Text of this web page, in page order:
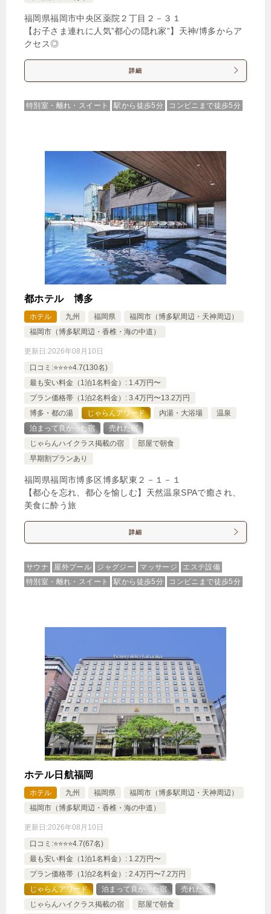
5,937円
じゃらんで確認する
ダブル 🍴食事なし IN14:00- OUT-11:00
禁煙ルーム
【多機能マッサージソファ付】ヒーリングダブルル
ーム2名利用
1泊大人1名合計（税込）
【選べるお部屋と価格】
7,250円【多機能マッサージソファ付】ヒーリ
ングダブルルーム2名利用
13,500円
レッシュツインルーム2名利用
10,500円【人気のバス・トイレ独立型】ハリ
ウッドツインルーム2名利用
7,000円【全室マッサージクッション付】フォ
ルツァダブルルーム2名利用
11,500円【全室禁煙/角部屋】ベッド幅140cm
フォルツァルーム2名利用
7,500円【贅沢なクイーンベッドの部屋】スー
ペリアダブルルーム2名利用
じゃらんで確認する
【得割★駅近ステイプラン】全室禁煙/朝食付 博多
駅新幹線側出口 徒歩1分！
ツイン 🍴朝食 IN14:00- OUT-11:00 禁煙ルーム
【多機能シャワーパネル付】リラクシングツインル
1泊大人1名合計（税込）
13,300円
福岡県福岡市中央区薬院２丁目２－３１
【お子さま連れに人気”都心の隠れ家”】天神/博多からア
クセス◎
詳細
特別室・離れ・スイート 駅から徒歩5分 コンビニまで徒歩5分
都ホテル 博多
ホテル 九州 福岡県
福岡市（博多駅周辺・天神周辺）
福岡市（博多駅周辺・香椎・海の中道）
更新日:2026年08月10日
口コミ:⭐️⭐️⭐️⭐️4.7(130名)
最も安い料金（1泊1名料金）: 1.4万円〜
プラン価格帯（1泊2名料金）: 3.4万円〜13.2万円
博多・都の湯
じゃらんアワード 内湯・大浴場
温泉
泊まって良かった宿
売れた宿
じゃらんハイクラス掲載の宿
部屋で朝食
早期割プランあり
福岡県福岡市博多区博多駅東２－１－１
【都心を忘れ、都心を愉しむ】天然温泉SPAで癒され、
美食に酔う旅
詳細
サウナ 屋外プール ジャグジー マッサージ
エステ設備
特別室・離れ・スイート
駅から徒歩5分 コンビニまで徒歩5分
ホテル日航福岡
ホテル 九州 福岡県
福岡市（博多駅周辺・天神周辺）
福岡市（博多駅周辺・香椎・海の中道）
更新日:2026年08月10日
口コミ:⭐️⭐️⭐️⭐️4.7(67名)
最も安い料金（1泊1名料金）: 1.2万円〜
プラン価格帯（1泊2名料金）: 2.4万円〜7.2万円
じゃらんアワード
泊まって良かった宿
売れた宿
じゃらんハイクラス掲載の宿
部屋で朝食